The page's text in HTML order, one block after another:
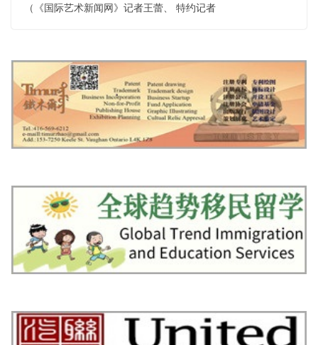
（《国际艺术新闻网》记者王蕾、 特约记者